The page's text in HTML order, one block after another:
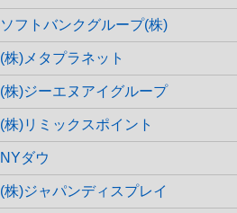
ソフトバンクグループ(株)
(株)メタプラネット
(株)ジーエヌアイグループ
(株)リミックスポイント
NYダウ
(株)ジャパンディスプレイ